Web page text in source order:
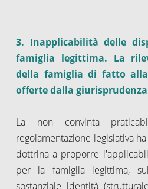
3. Inapplicabilità delle
famiglia legittima. La
della famiglia di fatto
offerte dalla
La non convinta
regolamentazione legislativa
dottrina a proporre
per la famiglia legittima,
sostanziale identità